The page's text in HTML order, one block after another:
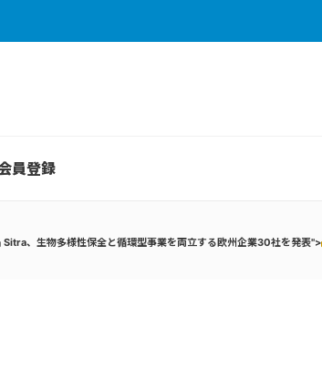
員登録
Sitra、生物多様性保全と循環型事業を両立する欧州企業30社を発表">